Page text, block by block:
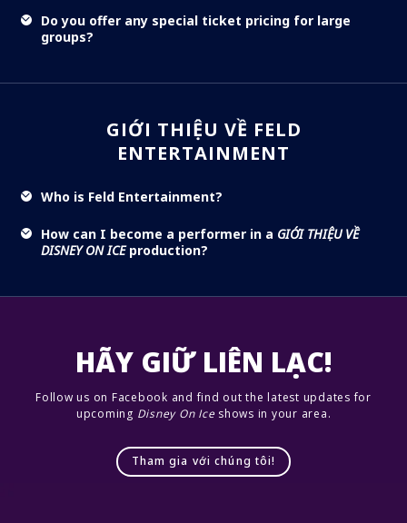
Do you offer any special ticket pricing for large
groups?
GIỚI THIỆU VỀ FELD
ENTERTAINMENT
Who is Feld Entertainment?
How can I become a performer in a GIỚI THIỆU VỀ
DISNEY ON ICEproduction?
HÃY GIỮ LIÊN LẠC!
Follow us on Facebook and find out the latest updates for
upcoming Disney On Iceshows in your area.
Tham gia với chúng tôi!